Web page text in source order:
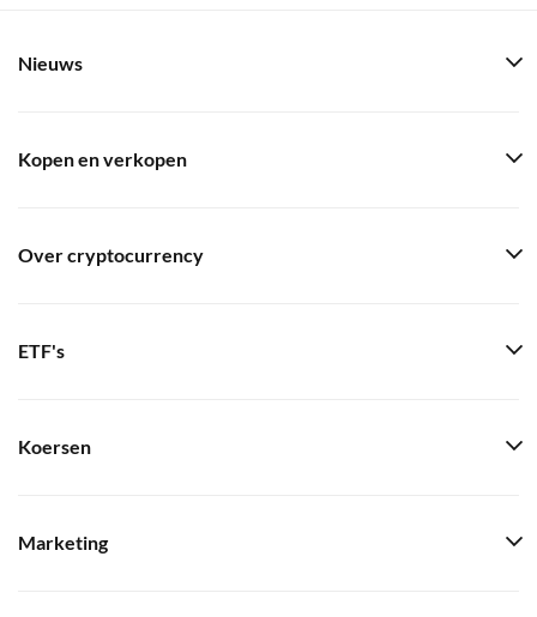
Nieuws
Kopen en verkopen
Over cryptocurrency
ETF's
Koersen
Marketing